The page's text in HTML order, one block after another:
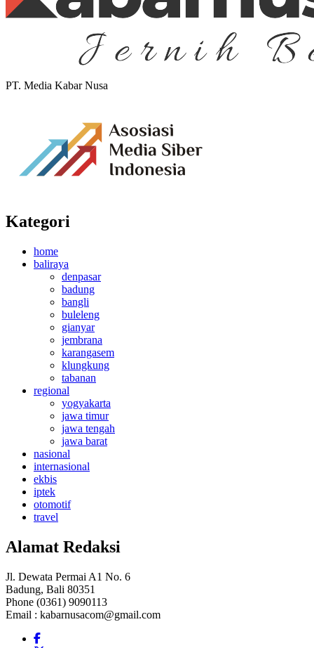
PT. Media Kabar Nusa
Kategori
home
baliraya
denpasar
badung
bangli
buleleng
gianyar
jembrana
karangasem
klungkung
tabanan
regional
yogyakarta
jawa timur
jawa tengah
jawa barat
nasional
internasional
ekbis
iptek
otomotif
travel
Alamat Redaksi
Jl. Dewata Permai A1 No. 6
Badung, Bali 80351
Phone (0361) 9090113
Email : kabarnusacom@gmail.com